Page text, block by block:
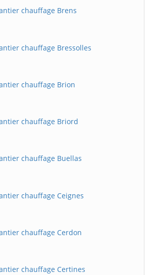
chauffage Brens
chauffage Bressolles
chauffage Brion
chauffage Briord
chauffage Buellas
chauffage Ceignes
chauffage Cerdon
chauffage Certines